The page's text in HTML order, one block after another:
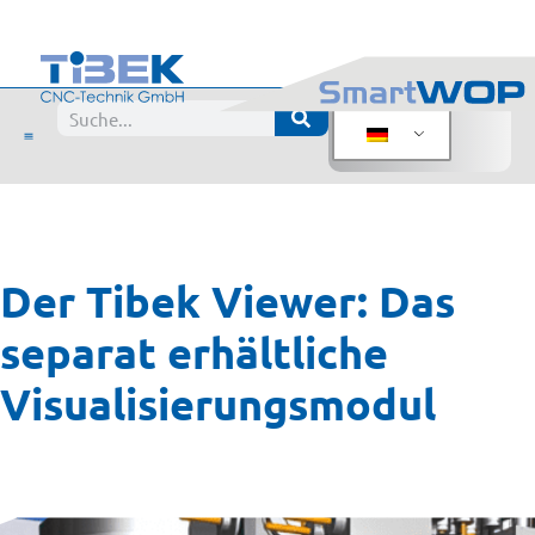
Der Tibek Viewer: Das
separat erhältliche
Visualisierungsmodul